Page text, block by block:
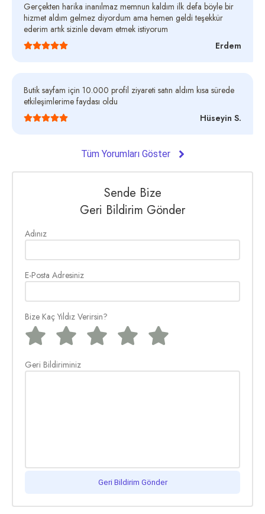
Gerçekten harika inanılmaz memnun kaldım ilk defa böyle bir
hizmet aldım gelmez diyordum ama hemen geldi teşekkür
ederim artık sizinle devam etmek istiyorum
Erdem
Butik sayfam için 10.000 profil ziyareti satın aldım kısa sürede
etkileşimlerime faydası oldu
Hüseyin S.
Tüm Yorumları Göster
Sende Bize
Geri Bildirim Gönder
Adınız
E-Posta Adresiniz
Bize Kaç Yıldız Verirsin?
Geri Bildiriminiz
Geri Bildirim Gönder